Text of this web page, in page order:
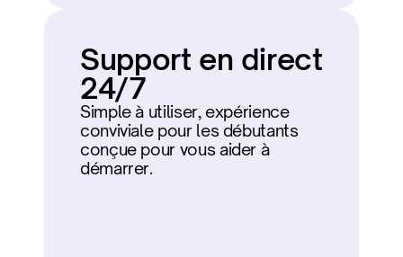
Support en direct
24/7
Simple à utiliser, expérience
conviviale pour les débutants
conçue pour vous aider à
démarrer.